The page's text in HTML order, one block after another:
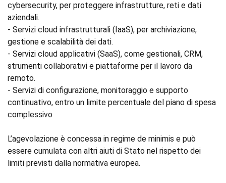
cybersecurity, per proteggere infrastrutture, reti e dati
aziendali.
- Servizi cloud infrastrutturali (IaaS), per archiviazione,
gestione e scalabilità dei dati.
- Servizi cloud applicativi (SaaS), come gestionali, CRM,
strumenti collaborativi e piattaforme per il lavoro da
remoto.
- Servizi di configurazione, monitoraggio e supporto
continuativo, entro un limite percentuale del piano di spesa
complessivo
L’agevolazione è concessa in regime de minimis e può
essere cumulata con altri aiuti di Stato nel rispetto dei
limiti previsti dalla normativa europea.